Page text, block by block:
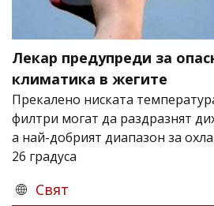
Лекар предупреди за
климатика в жегите
Прекалено ниската
филтри могат да раздразнят
а най-добрият диапазон за
26 градуса
Свят